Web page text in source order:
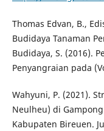
Thomas Edvan, B.,
Budidaya Tanaman
Budidaya, S. (2016).
Penyangraian pada
Wahyuni, P. (2021).
Neulheu) di
Kabupaten Bireuen.